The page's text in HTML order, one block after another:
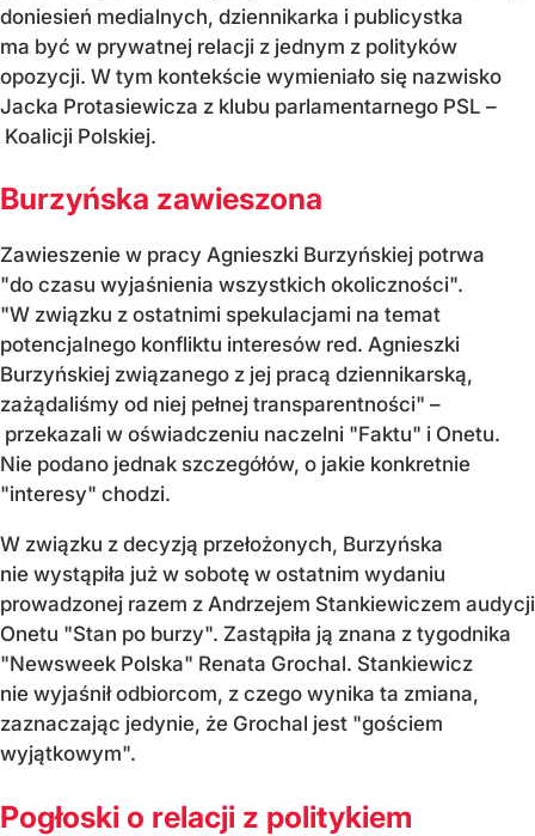
doniesień medialnych, dziennikarka i publicystka
ma być w prywatnej relacji z jednym z polityków
opozycji. W tym kontekście wymieniało się nazwisko
Jacka Protasiewicza z klubu parlamentarnego PSL –
Koalicji Polskiej.
Burzyńska zawieszona
Zawieszenie w pracy Agnieszki Burzyńskiej potrwa
"do czasu wyjaśnienia wszystkich okoliczności".
"W związku z ostatnimi spekulacjami na temat
potencjalnego konfliktu interesów red. Agnieszki
Burzyńskiej związanego z jej pracą dziennikarską,
zażądaliśmy od niej pełnej transparentności" –
przekazali w oświadczeniu naczelni "Faktu" i Onetu.
Nie podano jednak szczegółów, o jakie konkretnie
"interesy" chodzi.
W związku z decyzją przełożonych, Burzyńska
nie wystąpiła już w sobotę w ostatnim wydaniu
prowadzonej razem z Andrzejem Stankiewiczem audycji
Onetu "Stan po burzy". Zastąpiła ją znana z tygodnika
"Newsweek Polska" Renata Grochal. Stankiewicz
nie wyjaśnił odbiorcom, z czego wynika ta zmiana,
zaznaczając jedynie, że Grochal jest "gościem
wyjątkowym".
Pogłoski o relacji z politykiem